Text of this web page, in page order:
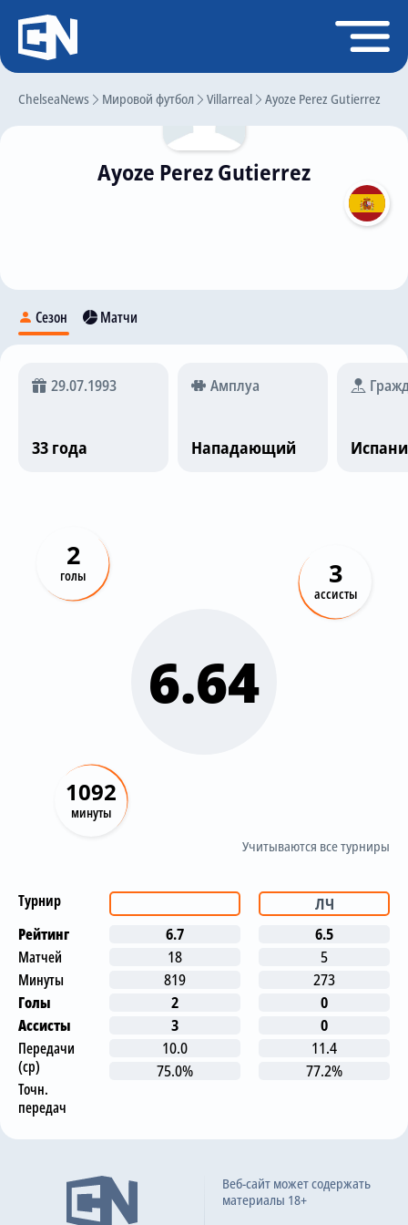
ChelseaNews Мировой футбол Villarreal Ayoze Perez Gutierrez
Ayoze Perez Gutierrez
Сезон Матчи
29.07.1993
33 года
Амплуа
Нападающий
6.64
2
голы 3
ассисты
1092
минуты
Учитываются все турниры
Турнир
Рейтинг
Матчей
Минуты
Голы
Ассисты
Передачи
(ср)
Точн.
передач
6.7
18
819
2
3
10.0
75.0%
ЛЧ
6.5
5
273
0
0
11.4
77.2%
Последние матчи
Веб-сайт может содержать
материалы 18+
Регистрация
Главная
Статистика
Календарь игр
Трансляции
Контакты